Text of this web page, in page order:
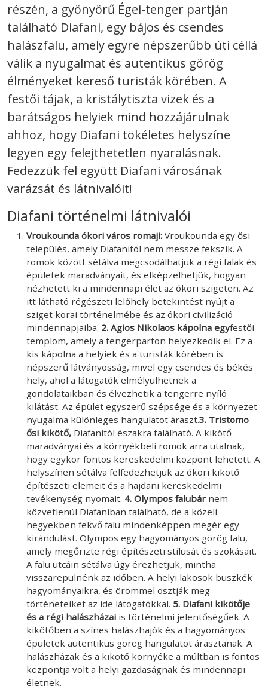
részén, a gyönyörű Égei-tenger partján
található Diafani, egy bájos és csendes
halászfalu, amely egyre népszerűbb úti céllá
válik a nyugalmat és autentikus görög
élményeket kereső turisták körében. A
festői tájak, a kristálytiszta vizek és a
barátságos helyiek mind hozzájárulnak
ahhoz, hogy Diafani tökéletes helyszíne
legyen egy felejthetetlen nyaralásnak.
Fedezzük fel együtt Diafani városának
varázsát és látnivalóit!
Diafani történelmi látnivalói
Vroukounda ókori város romaji: Vroukounda egy ősi
település, amely Diafanitól nem messze fekszik. A
romok között sétálva megcsodálhatjuk a régi falak és
épületek maradványait, és elképzelhetjük, hogyan
nézhetett ki a mindennapi élet az ókori szigeten. Az
itt látható régészeti lelőhely betekintést nyújt a
sziget korai történelmébe és az ókori civilizáció
mindennapjaiba. 2. Agios Nikolaos kápolna egyfestői
templom, amely a tengerparton helyezkedik el. Ez a
kis kápolna a helyiek és a turisták körében is
népszerű látványosság, mivel egy csendes és békés
hely, ahol a látogatók elmélyülhetnek a
gondolataikban és élvezhetik a tengerre nyíló
kilátást. Az épület egyszerű szépsége és a környezet
nyugalma különleges hangulatot áraszt.3. Tristomo
ősi kikötő, Diafanitól északra található. A kikötő
maradványai és a környékbeli romok arra utalnak,
hogy egykor fontos kereskedelmi központ lehetett. A
helyszínen sétálva felfedezhetjük az ókori kikötő
építészeti elemeit és a hajdani kereskedelmi
tevékenység nyomait. 4. Olympos falubár nem
közvetlenül Diafaniban található, de a közeli
hegyekben fekvő falu mindenképpen megér egy
kirándulást. Olympos egy hagyományos görög falu,
amely megőrizte régi építészeti stílusát és szokásait.
A falu utcáin sétálva úgy érezhetjük, mintha
visszarepülnénk az időben. A helyi lakosok büszkék
hagyományaikra, és örömmel osztják meg
történeteiket az ide látogatókkal. 5. Diafani kikötője
és a régi halászházai is történelmi jelentőségűek. A
kikötőben a színes halászhajók és a hagyományos
épületek autentikus görög hangulatot árasztanak. A
halászházak és a kikötő környéke a múltban is fontos
központja volt a helyi gazdaságnak és mindennapi
életnek.